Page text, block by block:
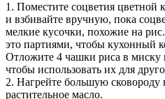
1. Поместите соцветия
и взбивайте вручную, пока
мелкие кусочки, похожие на
это партиями, чтобы кухонный
Отложите 4 чашки риса в миску
чтобы использовать их для
2. Нагрейте большую сковороду
растительное масло.